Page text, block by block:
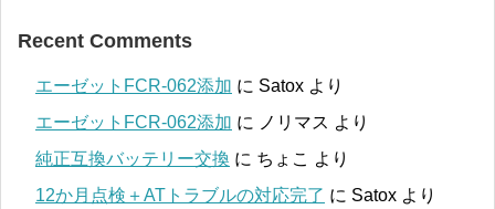
Recent Comments
エーゼットFCR-062添加 に Satox より
エーゼットFCR-062添加 に ノリマス より
純正互換バッテリー交換 に ちょこ より
12か月点検＋ATトラブルの対応完了 に Satox より